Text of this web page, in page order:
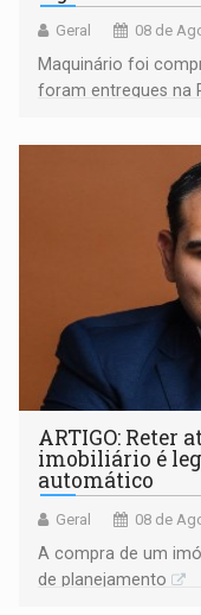
Geral 08 de
Maquinário foi
foram entregues na
ARTIGO: Reter
imobiliário é
automático
Geral 08 de
A compra de um
de planejamento